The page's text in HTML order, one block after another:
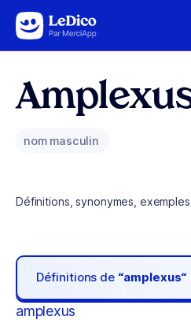
Aller au contenu
nom masculin
Définitions, synonymes,
Définitions de “amplexus“
amplexus